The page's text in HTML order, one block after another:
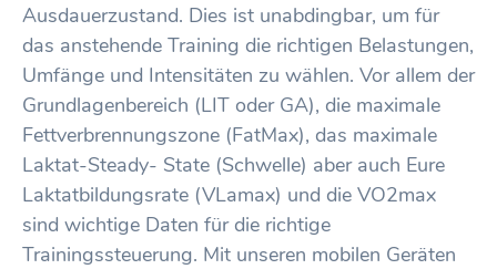
Ausdauerzustand. Dies ist unabdingbar, um für
das anstehende Training die richtigen Belastungen,
Umfänge und Intensitäten zu wählen. Vor allem der
Grundlagenbereich (LIT oder GA), die maximale
Fettverbrennungszone (FatMax), das maximale
Laktat-Steady- State (Schwelle) aber auch Eure
Laktatbildungsrate (VLamax) und die VO2max
sind wichtige Daten für die richtige
Trainingssteuerung. Mit unseren mobilen Geräten